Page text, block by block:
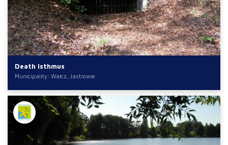
Death Isthmus
Municipality: Wałcz, Jastrowie